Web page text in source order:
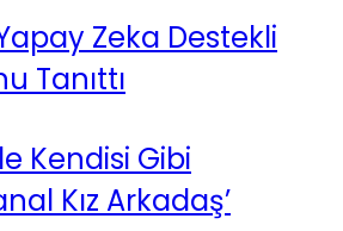
Zeka Destekli
Tanıttı
Kendisi Gibi
Kız Arkadaş’